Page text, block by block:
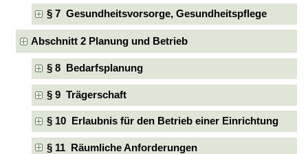
§ 7 Gesundheitsvorsorge, Gesundheitspflege
Abschnitt 2 Planung und Betrieb
§ 8 Bedarfsplanung
§ 9 Trägerschaft
§ 10 Erlaubnis für den Betrieb einer Einrichtung
§ 11 Räumliche Anforderungen